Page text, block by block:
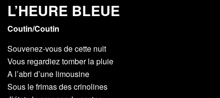
L’HEURE BLEUE
Coutin/Coutin
Souvenez-vous de cette nuit
Vous regardiez tomber la pluie
A l’abri d’une limousine
Sous le frimas des crinolines